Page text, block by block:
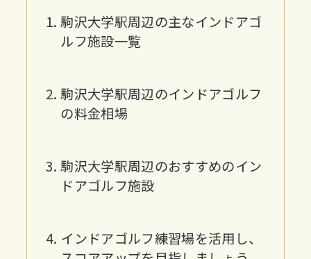
駒沢大学駅周辺の主なインドアゴ
ルフ施設一覧
駒沢大学駅周辺のインドアゴルフ
の料金相場
駒沢大学駅周辺のおすすめのイン
ドアゴルフ施設
インドアゴルフ練習場を活用し、